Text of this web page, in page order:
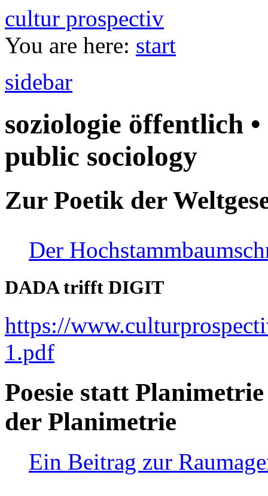
cultur prospectiv
You are here: start
sidebar
soziologie öffentlich
public sociology
Zur Poetik der
Der
DADA trifft DIGIT
https://
1.pdf
Poesie statt
der Planimetrie
Ein Beitrag zur